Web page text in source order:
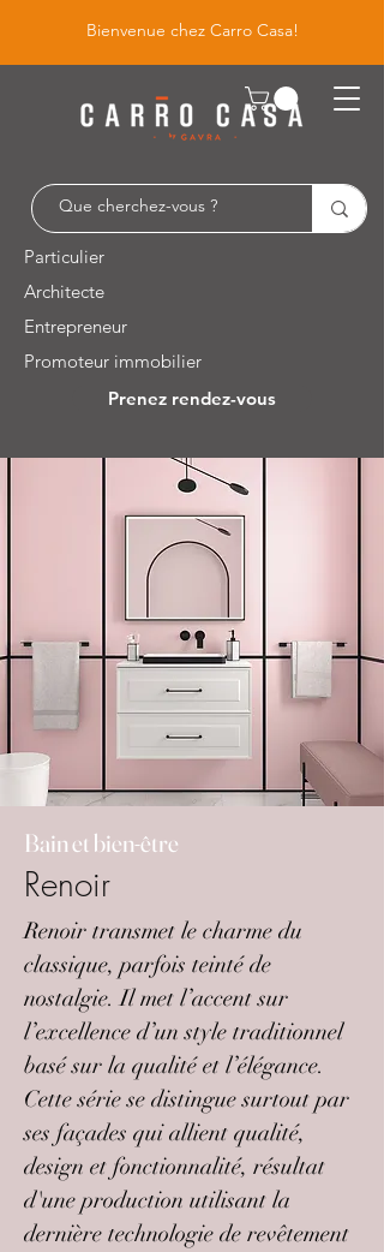
Bienvenue chez Carro Casa!
Particulier
Architecte
Entrepreneur
Promoteur immobilier
Prenez rendez-vous
Leuvensesteenweg 526 / 1930 Zaventem
Bain et bien-être
Renoir
Renoir transmet le charme du
classique, parfois teinté de
nostalgie. Il met l’accent sur
l’excellence d’un style traditionnel
basé sur la qualité et l’élégance.
Cette série se distingue surtout par
ses façades qui allient qualité,
design et fonctionnalité, résultat
d'une production utilisant la
dernière technologie de revêtement